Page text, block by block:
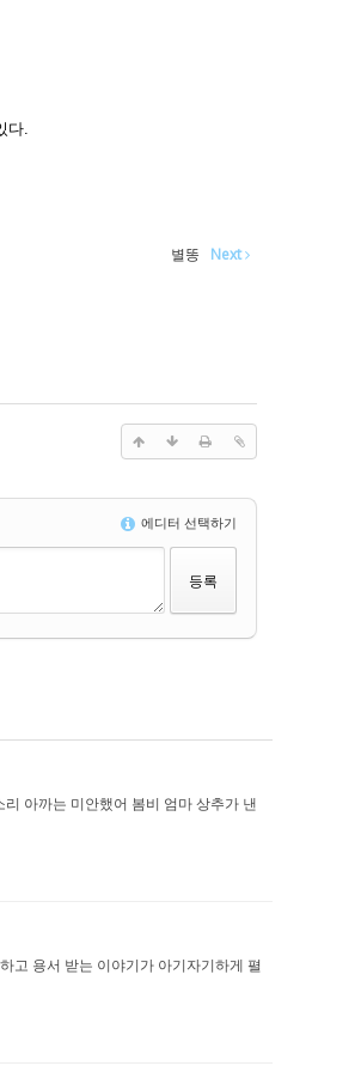
다.
별똥 Next
에디터 선택하기
아까는 미안했어 봄비 엄마 상추가 낸
고 용서 받는 이야기가 아기자기하게 펼